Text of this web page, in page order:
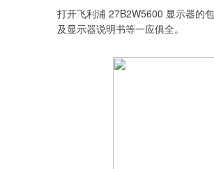
打开飞利浦 27B2W5600 显示器的
及显示器说明书等一应俱全。